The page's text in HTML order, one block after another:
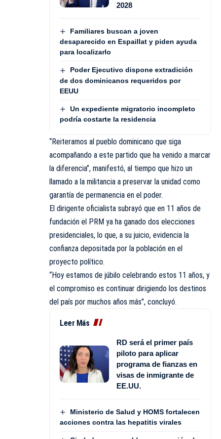
2028
Familiares buscan a joven
desaparecido en Espaillat y piden ayuda
para localizarlo
Poder Ejecutivo dispone extradición
de dos dominicanos requeridos por
EEUU
Un expediente migratorio incompleto
podría costarte la residencia
“Reiteramos al pueblo dominicano que siga
acompañando a este partido que ha venido a marcar
la diferencia”, manifestó, al tiempo que hizo un
llamado a la militancia a preservar la unidad como
garantía de permanencia en el poder.
El dirigente oficialista subrayó que en 11 años de
fundación el PRM ya ha ganado dos elecciones
presidenciales, lo que, a su juicio, evidencia la
confianza depositada por la población en el
proyecto político.
“Hoy estamos de júbilo celebrando estos 11 años, y
el compromiso es continuar dirigiendo los destinos
del país por muchos años más”, concluyó.
Leer Más
RD será el primer país
piloto para aplicar
programa de fianzas en
visas de inmigrante de
EE.UU.
Ministerio de Salud y HOMS fortalecen
acciones contra las hepatitis virales